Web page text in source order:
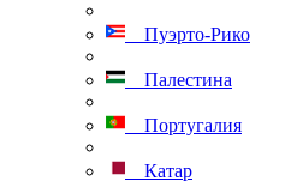
Пуэрто-Рико
Палестина
Португалия
Катар